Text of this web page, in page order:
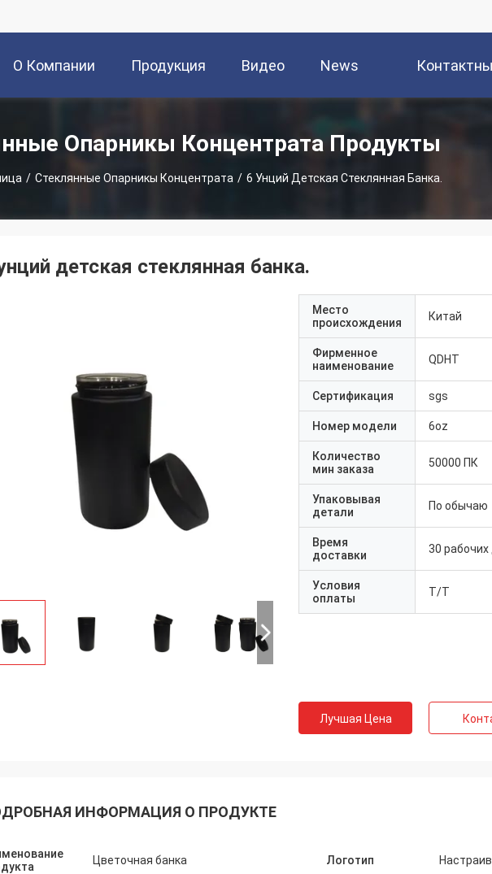
О Компании Продукция Видео News
Опарникы Концентрата Продукты
/ Стеклянные Опарникы Концентрата / 6 Унций Детская Стеклянная Банка.
детская стеклянная банка.
Место
происхождения
Китай
Фирменное
наименование
QDHT
Сертификация sgs
Номер модели 6oz
Количество
мин заказа
50000 ПК
Упаковывая
детали
По обычаю
Время
доставки
30 рабочих
Условия
оплаты
T/T
Лучшая Цена
ИНФОРМАЦИЯ О ПРОДУКТЕ
Цветочная банка Логотип